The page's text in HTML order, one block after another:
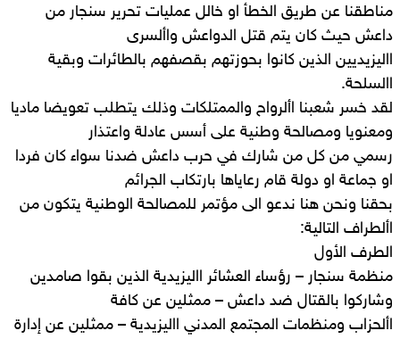
مناطقنا عن طريق الخطأ او خالل عمليات تحرير سنجار من
داعش حيث كان يتم قتل الدواعش واألسرى
االيزيديين الذين كانوا بحوزتهم بقصفهم بالطائرات وبقية
االسلحة.
لقد خسر شعبنا األرواح والممتلكات وذلك يتطلب تعويضا ماديا
ومعنويا ومصالحة وطنية على أسس عادلة واعتذار
رسمي من كل من شارك في حرب داعش ضدنا سواء كان فردا
او جماعة او دولة قام رعاياها بارتكاب الجرائم
بحقنا ونحن هنا ندعو الى مؤتمر للمصالحة الوطنية يتكون من
األطراف التالية:
الطرف الأول
منظمة سنجار – رؤساء العشائر االيزيدية الذين بقوا صامدين
وشاركوا بالقتال ضد داعش – ممثلين عن كافة
األحزاب ومنظمات المجتمع المدني االيزيدية – ممثلين عن إدارة